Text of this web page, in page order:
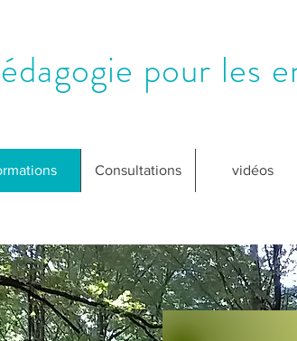
pour les
Consultations vidéos